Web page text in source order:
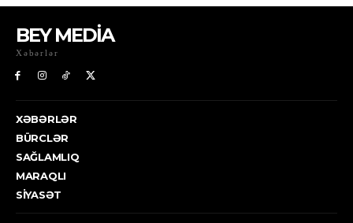
BEY MEDİA
Xəbərlər
XƏBƏRLƏR
BÜRCLƏR
SAĞLAMLIQ
MARAQLI
SIYASƏT